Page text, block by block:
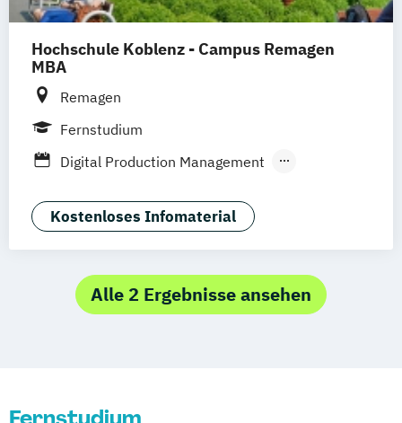
Supply Chain Management (DE/EN)
Hochschule Koblenz - Campus Remagen
MBA
Remagen
Fernstudium
Digital Production Management
Gesundheits- und Sozialmanagement
Leadership Public Administration
Finanzmanagement
Kostenloses Infomaterial
Alle 2 Ergebnisse ansehen